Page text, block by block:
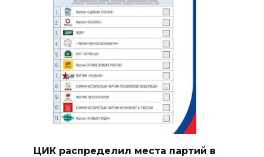
ЦИК распределил места партий в